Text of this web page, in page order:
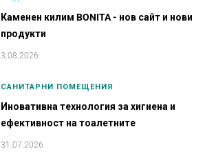
Каменен килим BONITA - нов сайт и нови
продукти
3.08.2026
САНИТАРНИ ПОМЕЩЕНИЯ
Иновативна технология за хигиена и
ефективност на тоалетните
31.07.2026